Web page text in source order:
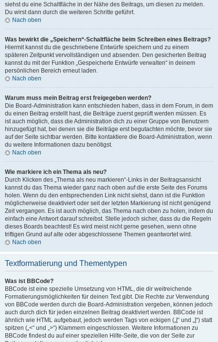
siehst du eine Schaltfläche in der Nähe des Beitrags, um diesen zu melden.
Du wirst dann durch die weiteren Schritte geführt.
Nach oben
Was bewirkt die „Speichern“-Schaltfläche beim Schreiben eines Beitrags?
Hiermit kannst du die geschriebene Entwürfe speichern und zu einem
späteren Zeitpunkt vervollständigen und absenden. Den gesicherten Beitrag
kannst du mit der Funktion „Gespeicherte Entwürfe verwalten“ in deinem
persönlichen Bereich erneut laden.
Nach oben
Warum muss mein Beitrag erst freigegeben werden?
Die Board-Administration kann entschieden haben, dass in dem Forum, in dem
du einen Beitrag erstellt hast, die Beiträge zuerst geprüft werden müssen. Es
ist auch möglich, dass die Administration dich zu einer Gruppe von Benutzern
hinzugefügt hat, bei denen sie die Beiträge erst begutachten möchte, bevor sie
auf der Seite sichtbar werden. Bitte kontaktiere die Board-Administration, wenn
du weitere Informationen dazu benötigst.
Nach oben
Wie markiere ich ein Thema als neu?
Durch Klicken des „Thema als neu markieren“-Links in der Beitragsansicht
kannst du das Thema wieder ganz nach oben auf die erste Seite des Forums
holen. Wenn du den entsprechenden Link nicht siehst, dann ist die Funktion
möglicherweise deaktiviert oder seit der letzten Markierung ist nicht genügend
Zeit vergangen. Es ist auch möglich, das Thema nach oben zu holen, indem du
einfach eine Antwort darauf schreibst. Stelle jedoch sicher, dass du die Regeln
dieses Boards beachtest! Es wird meist nicht gerne gesehen, wenn ohne
triftigen Grund auf alte oder abgeschlossene Themen geantwortet wird.
Nach oben
Textformatierung und Thementypen
Was ist BBCode?
BBCode ist eine spezielle Umsetzung von HTML, die dir weitreichende
Formatierungsmöglichkeiten für deinen Text gibt. Die Rechte zur Verwendung
von BBCode werden durch die Board-Administration vergeben, können jedoch
auch durch dich für jeden einzelnen Beitrag deaktiviert werden. BBCode ist
ähnlich wie HTML aufgebaut, jedoch werden Tags von eckigen („[“ und „]“) statt
spitzen („<“ und „>“) Klammern eingeschlossen. Weitere Informationen zu
BBCode findest du auf einer speziellen Hilfe-Seite, die von der Seite zur